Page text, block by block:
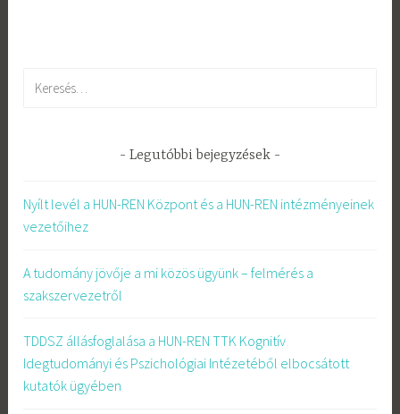
Keresés:
Legutóbbi bejegyzések
Nyílt levél a HUN-REN Központ és a HUN-REN intézményeinek
vezetőihez
A tudomány jövője a mi közös ügyünk – felmérés a
szakszervezetről
TDDSZ állásfoglalása a HUN-REN TTK Kognitív
Idegtudományi és Pszichológiai Intézetéből elbocsátott
kutatók ügyében